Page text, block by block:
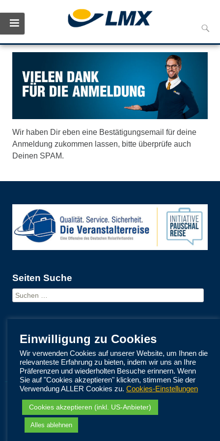
to
Wir haben Dir eben eine Bestätigungsemail für deine
Anmeldung zukommen lassen, bitte überprüfe auch
Deinen SPAM.
Seiten Suche
Suchen
nach:
Sprachauswahl:
Deutsch (DE)
LMX Agentweb – Dein direkter Draht zu LMX |Impressum
Part of Mondiani Travel Group
Einwilligung zu Cookies
Wir verwenden Cookies auf unserer Website, um Ihnen die
relevanteste Erfahrung zu bieten, indem wir uns an Ihre
Präferenzen und wiederholten Besuche erinnern. Wenn
Sie auf "Cookies akzeptieren" klicken, stimmen Sie der
Verwendung ALLER Cookies zu. Cookies-Einstellungen
Cookies akzeptieren (inkl. US-Anbieter)
Alles ablehnen